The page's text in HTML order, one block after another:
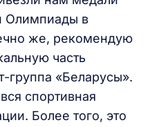
Олимпиады в
же, рекомендую
часть
группа «Беларусы».
спортивная
Более того, это